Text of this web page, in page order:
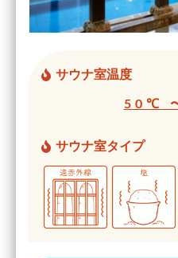
サウナ室温度
50℃
サウナ室タイプ